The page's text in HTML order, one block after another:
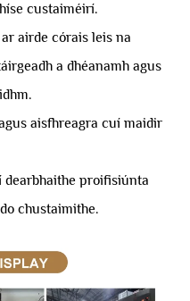
custaiméirí.
airde córais leis na
a dhéanamh agus
aisfhreagra cuí maidir
dearbhaithe proifisiúnta
chustaimithe.